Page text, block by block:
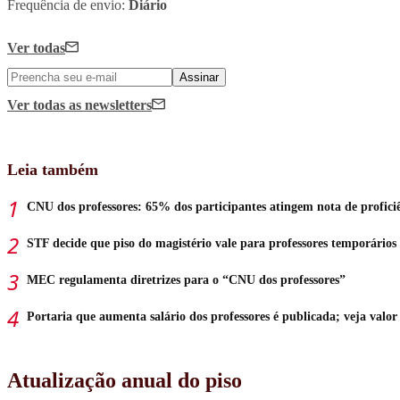
Frequência de envio: Diário
Ver todas
Assinar
Ver todas as newsletters
Leia também
CNU dos professores: 65% dos participantes atingem nota de
STF decide que piso do magistério vale para professores temporários
MEC regulamenta diretrizes para o “CNU dos professores”
Portaria que aumenta salário dos professores é publicada; veja valor
Atualização anual do piso